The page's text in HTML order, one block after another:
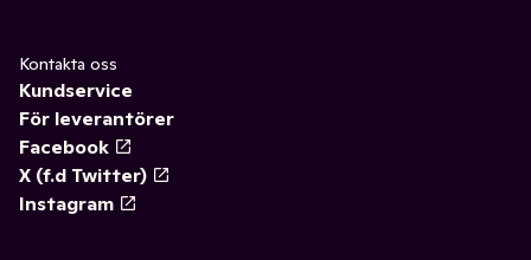
Kontakta oss
Kundservice
För leverantörer
Facebook
X (f.d Twitter)
Instagram